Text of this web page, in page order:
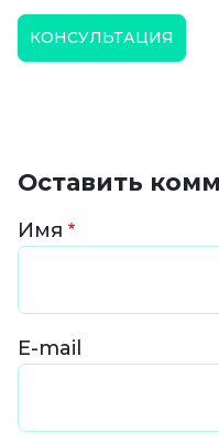
КОНСУЛЬТАЦИЯ
Оставить
Имя
E-mail